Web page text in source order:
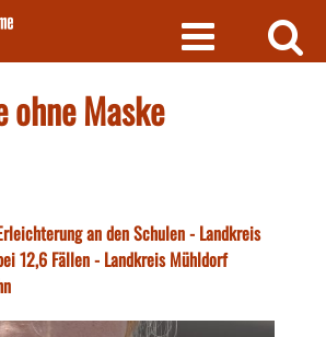
ohne Maske
an den Schulen - Landkreis
12,6 Fällen - Landkreis Mühldorf